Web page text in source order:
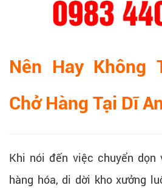
Nên Hay Không
Chở Hàng Tại Dĩ
Khi nói đến việc chuyển dọn
hàng hóa, di dời kho xưởng